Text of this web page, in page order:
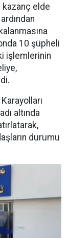
kazanç elde
10 şüpheli
işlemlerinin
altında
durumu